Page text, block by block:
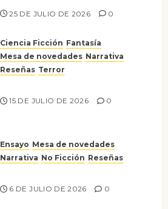
25 DE JULIO DE 2026 0
Ciencia Ficción Fantasía
Mesa de novedades Narrativa
Reseñas Terror
15 DE JULIO DE 2026 0
Ensayo Mesa de novedades
Narrativa No Ficción Reseñas
6 DE JULIO DE 2026 0